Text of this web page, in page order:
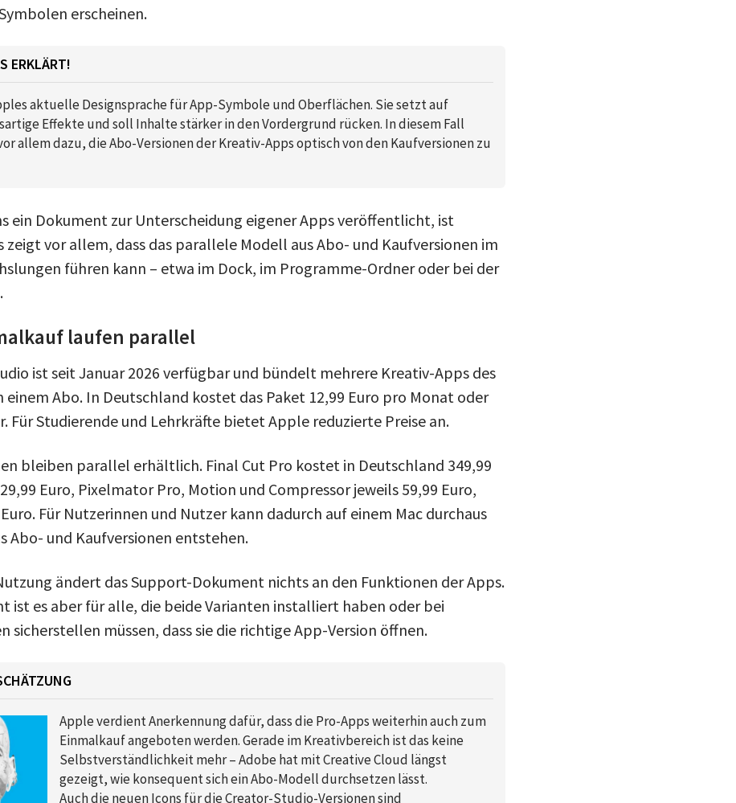
erscheinen.
ERKLÄRT!
aktuelle Designsprache für App-Symbole und Oberflächen. Sie setzt auf
Effekte und soll Inhalte stärker in den Vordergrund rücken. In diesem Fall
allem dazu, die Abo-Versionen der Kreativ-Apps optisch von den Kaufversionen zu
ein Dokument zur Unterscheidung eigener Apps veröffentlicht, ist
zeigt vor allem, dass das parallele Modell aus Abo- und Kaufversionen im
führen kann – etwa im Dock, im Programme-Ordner oder bei der
laufen parallel
ist seit Januar 2026 verfügbar und bündelt mehrere Kreativ-Apps des
einem Abo. In Deutschland kostet das Paket 12,99 Euro pro Monat oder
Für Studierende und Lehrkräfte bietet Apple reduzierte Preise an.
bleiben parallel erhältlich. Final Cut Pro kostet in Deutschland 349,99
Euro, Pixelmator Pro, Motion und Compressor jeweils 59,99 Euro,
Für Nutzerinnen und Nutzer kann dadurch auf einem Mac durchaus
Abo- und Kaufversionen entstehen.
ändert das Support-Dokument nichts an den Funktionen der Apps.
ist es aber für alle, die beide Varianten installiert haben oder bei
sicherstellen müssen, dass sie die richtige App-Version öffnen.
Apple verdient Anerkennung dafür, dass die Pro-Apps weiterhin auch zum
Einmalkauf angeboten werden. Gerade im Kreativbereich ist das keine
Selbstverständlichkeit mehr – Adobe hat mit Creative Cloud längst
gezeigt, wie konsequent sich ein Abo-Modell durchsetzen lässt.
Auch die neuen Icons für die Creator-Studio-Versionen sind